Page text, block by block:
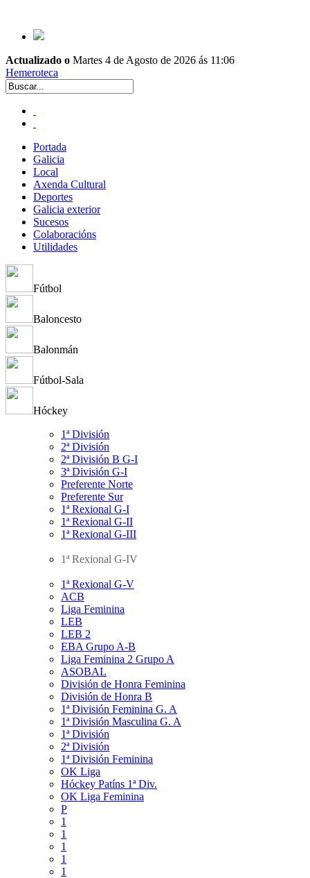
Actualizado o Martes 4 de Agosto de 2026 ás 11:06
Hemeroteca
Portada
Galicia
Local
Axenda Cultural
Deportes
Galicia exterior
Sucesos
Colaboracións
Utilidades
Fútbol
Baloncesto
Balonmán
Fútbol-Sala
Hóckey
1ª División
2ª División
2ª División B G-I
3ª División G-I
Preferente Norte
Preferente Sur
1ª Rexional G-I
1ª Rexional G-II
1ª Rexional G-III
1ª Rexional G-IV
1ª Rexional G-V
ACB
Liga Feminina
LEB
LEB 2
EBA Grupo A-B
Liga Feminina 2 Grupo A
ASOBAL
División de Honra Feminina
División de Honra B
1ª División Feminina G. A
1ª División Masculina G. A
1ª División
2ª División
1ª División Feminina
OK Liga
Hóckey Patíns 1ª Div.
OK Liga Feminina
P
1
1
1
1
1